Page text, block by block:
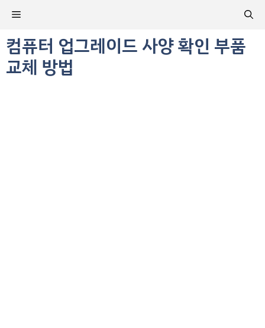
츠
로
메
뉴
컴퓨터 업그레이드 사양 확인 부품
교체 방법